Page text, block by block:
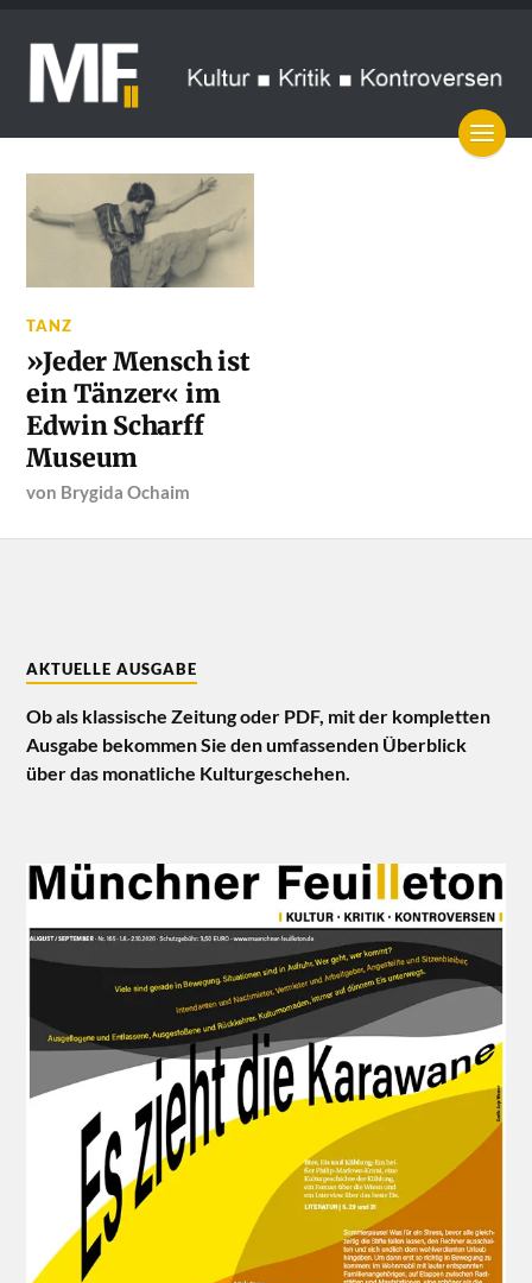
TANZ
»Jeder Mensch ist
ein Tänzer« im
Edwin Scharff
Museum
von Brygida Ochaim
AKTUELLE AUSGABE
Ob als klassische Zeitung oder PDF, mit der kompletten
Ausgabe bekommen Sie den umfassenden Überblick
über das monatliche Kulturgeschehen.